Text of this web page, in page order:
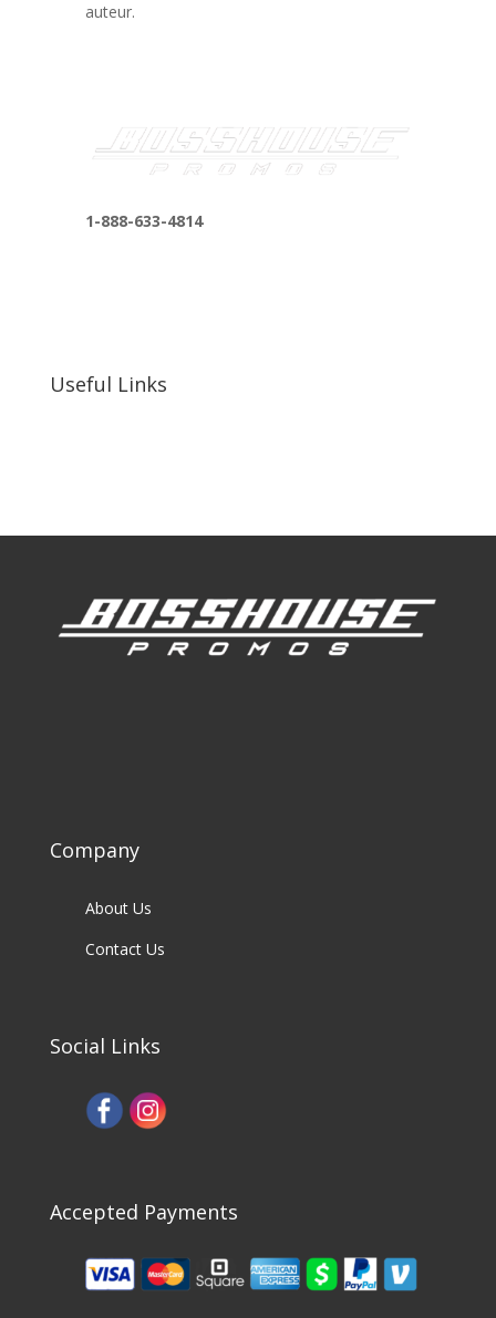
auteur.
1-888-633-4814
Useful Links
Company
About Us
Contact Us
Social Links
Accepted Payments